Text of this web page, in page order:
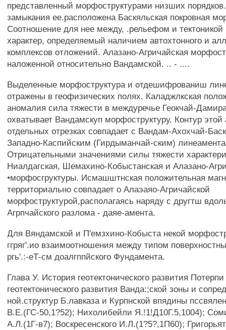
представленный морфоструктурами низших
замыкания ее.расположена Баскяльская покровная
Соотношение для нее между, .рельефом и
характер, определяемый наличием автохтонного и
комплексов отложений. Алазано-Агричайская
наложенной относительно Вандамской. .. - ....
Выделенные морфоструктура и отдешифрованиш
отражены в геофизических полях. Каладжлкская
аномалия сила тяжести в междуречье Геокчай-
охватывает Вандамскуп морфоструктуру. Контур
отдельных отрезках совпадает с Вандам-Ахохчай-
Западно-Каспийским (Гирдыманчай-ским)
Отрицательными значениями силы тяжести
Ниалдагская, Шемахино-Кобыстанская и Алазано-
•морфосгруктуры. Исмашштнская положительная
территориально совпадает о Алаэаяо-Агричайской
морфоструктурой,располагаясь наряду с другтш
Агрпчайского разлома - даяе-амента.
Для Вяндамской и П'емзхино-Кобыста некой
ггряг'.ио взаимоотношения между типом
ргь'.:-еТ-см доалгппйского Фундамента.
Глава У. История геотектонического развития Потерпи
геотектонического развития Ванда:;ской зоны и
ной.структур Б.лавказа и Курпнской впядины
В.Е.(ГС-50,1?52); Нихолибейли Я.!1!Д10Г.5,1004);
А.Л.(1Г-в7); Воскресенского И.Л.(1?5?,1П60);